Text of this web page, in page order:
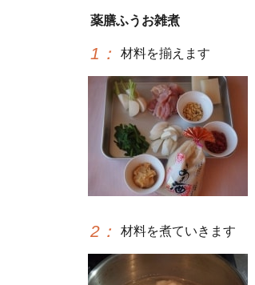
薬膳ふうお雑煮
1 ： 材料を揃えます
2 ： 材料を煮ていきます